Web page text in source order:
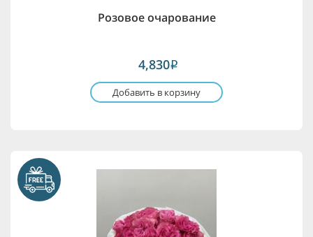
Розовое очарование
4,830i
Добавить в корзину